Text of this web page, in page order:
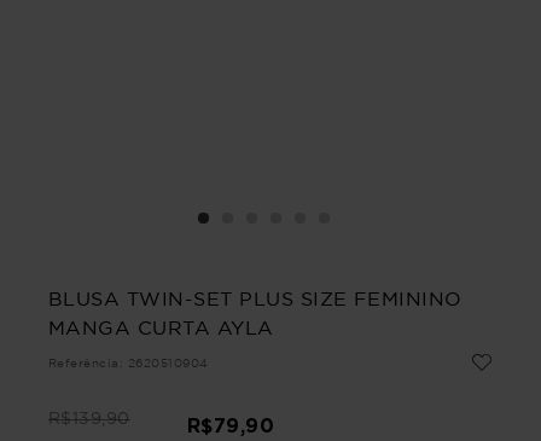
BLUSA TWIN-SET PLUS SIZE FEMININO
MANGA CURTA AYLA
Referência : 2620510904
R$139,90 R$79,90